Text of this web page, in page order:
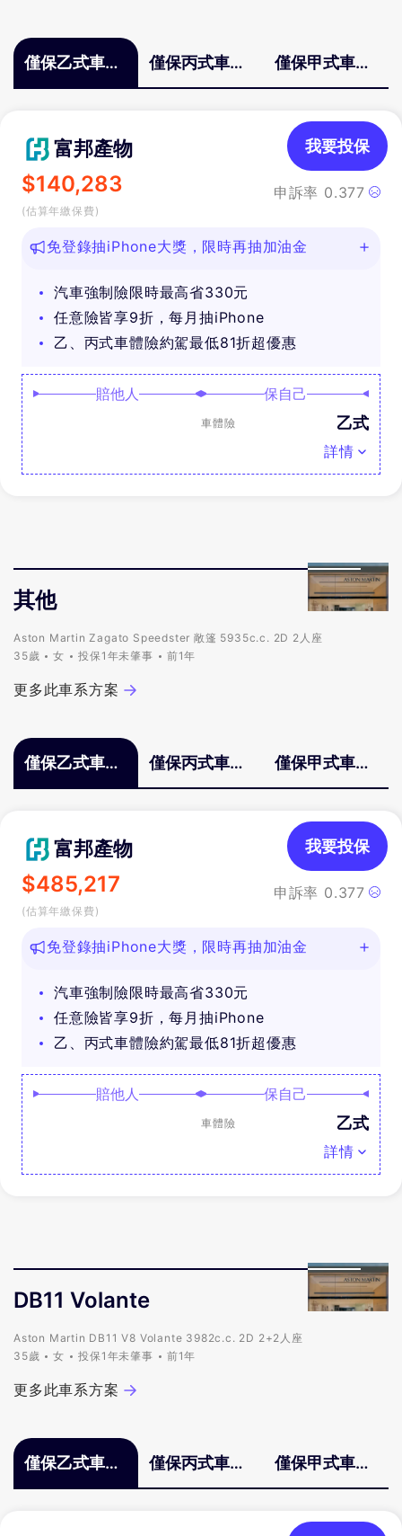
僅保乙式車體
險
僅保丙式車體
險
僅保甲式車體
險
富邦產物
$140,283
(估算年繳保費)
申訴率 0.377
我要投保
免登錄抽iPhone大獎，限時再抽加油金
汽車強制險限時最高省330元
任意險皆享9折，每月抽iPhone
乙、丙式車體險約駕最低81折超優惠
賠他人 保自己
車體險 乙式
詳情
其他
Aston Martin Zagato Speedster 敞篷 5935c.c. 2D 2人座
35歲
女 投保1年未肇事 前1年
更多此車系方案
僅保乙式車體
險
僅保丙式車體
險
僅保甲式車體
險
富邦產物
$485,217
(估算年繳保費)
申訴率 0.377
我要投保
免登錄抽iPhone大獎，限時再抽加油金
汽車強制險限時最高省330元
任意險皆享9折，每月抽iPhone
乙、丙式車體險約駕最低81折超優惠
賠他人 保自己
車體險 乙式
詳情
DB11 Volante
Aston Martin DB11 V8 Volante 3982c.c. 2D 2+2人座
35歲
女 投保1年未肇事 前1年
更多此車系方案
僅保乙式車體
險
僅保丙式車體
險
僅保甲式車體
險